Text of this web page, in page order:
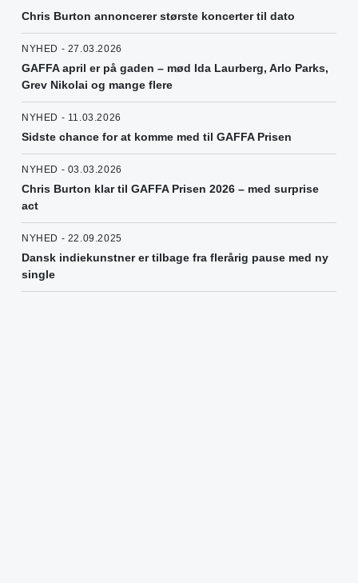
Chris Burton annoncerer største koncerter til dato
NYHED - 27.03.2026
GAFFA april er på gaden – mød Ida Laurberg, Arlo Parks,
Grev Nikolai og mange flere
NYHED - 11.03.2026
Sidste chance for at komme med til GAFFA Prisen
NYHED - 03.03.2026
Chris Burton klar til GAFFA Prisen 2026 – med surprise
act
NYHED - 22.09.2025
Dansk indiekunstner er tilbage fra flerårig pause med ny
single